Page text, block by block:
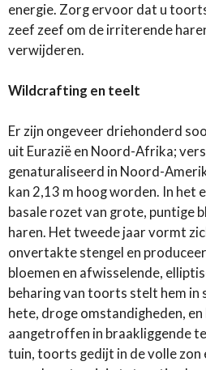
energie. Zorg ervoor dat u
zeef zeef om de irriterende
verwijderen.
Wildcrafting en teelt
Er zijn ongeveer driehonderd
uit Eurazië en Noord-Afrika;
genaturaliseerd in Noord-
kan 2,13 m hoog worden. In het
basale rozet van grote, puntige
haren. Het tweede jaar vormt
onvertakte stengel en
bloemen en afwisselende,
beharing van toorts stelt hem in
hete, droge omstandigheden,
aangetroffen in braakliggende
tuin, toorts gedijt in de volle